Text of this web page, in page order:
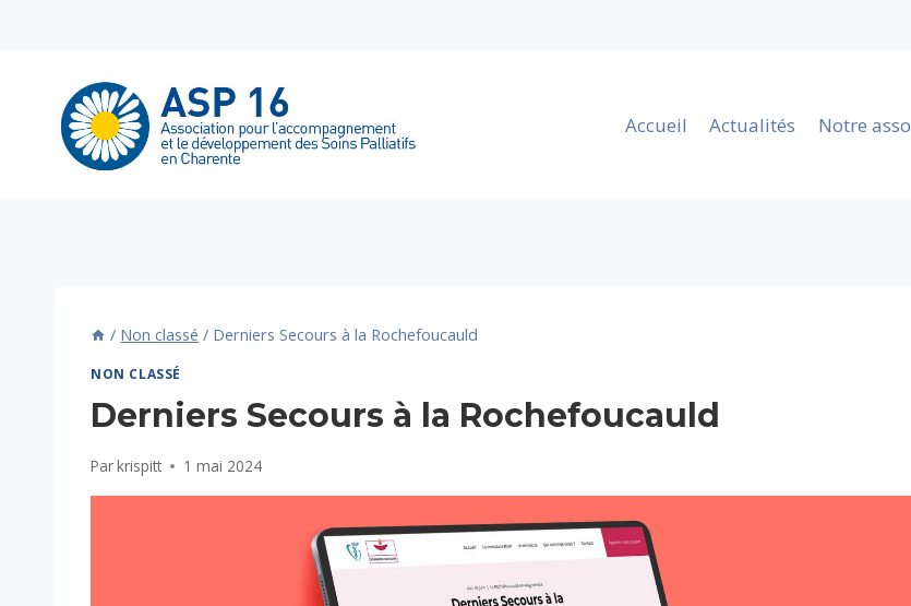
Accueil Actualités Notre
/ Non classé / Derniers Secours à la Rochefoucauld
NON CLASSÉ
Derniers Secours à la Rochefoucauld
Parkrispitt 1 mai 2024